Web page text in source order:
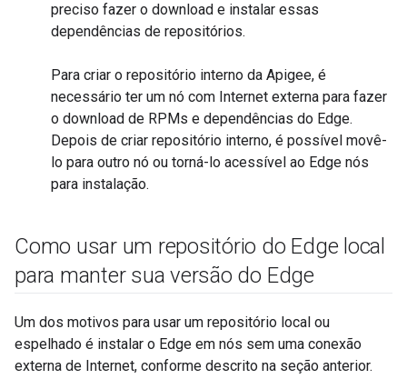
preciso fazer o download e instalar essas
dependências de repositórios.
Para criar o repositório interno da Apigee, é
necessário ter um nó com Internet externa para fazer
o download de RPMs e dependências do Edge.
Depois de criar repositório interno, é possível movê-
lo para outro nó ou torná-lo acessível ao Edge nós
para instalação.
Como usar um repositório do Edge local
para manter sua versão do Edge
Um dos motivos para usar um repositório local ou
espelhado é instalar o Edge em nós sem uma conexão
externa de Internet, conforme descrito na seção anterior.